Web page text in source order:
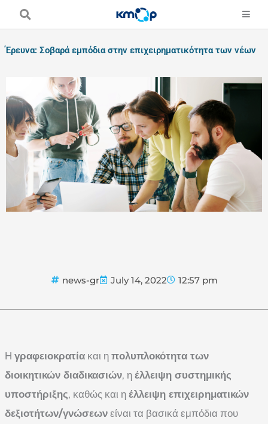
Έρευνα: Σοβαρά εμπόδια στην επιχειρηματικότητα των νέων
news-gr July 14, 2022 12:57 pm
Η γραφειοκρατία και η πολυπλοκότητα των
διοικητικών διαδικασιών, η έλλειψη συστημικής
υποστήριξης, καθώς και η έλλειψη επιχειρηματικών
δεξιοτήτων/γνώσεων είναι τα βασικά εμπόδια που